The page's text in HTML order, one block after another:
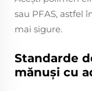
sau PFAS, astfel
mai sigure.
Standarde
mănuși cu